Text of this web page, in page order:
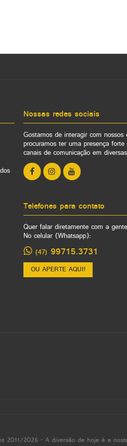
Nossas redes sociais
Gostamos de interagir com
procuramos ter uma presença
canais de comunicação em
Telefones para contato
Quer falar diretamente com a
No celular (Whatsapp):
(47) 99715.3731
OU APERTE AQUI!
2011/2026 - A diversão de hoje é a